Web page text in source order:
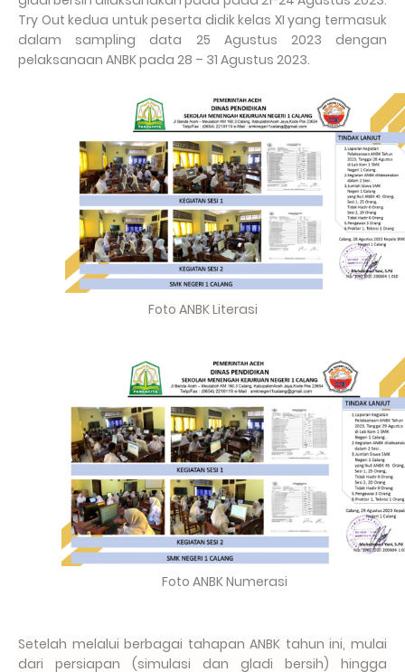
Try Out kedua untuk peserta didik kelas XI yang termasuk
dalam sampling data 25 Agustus 2023 dengan
pelaksanaan ANBK pada 28 – 31 Agustus 2023.
Foto ANBK Literasi
Foto ANBK Numerasi
Setelah melalui berbagai tahapan ANBK tahun ini, mulai
dari persiapan (simulasi dan gladi bersih) hingga